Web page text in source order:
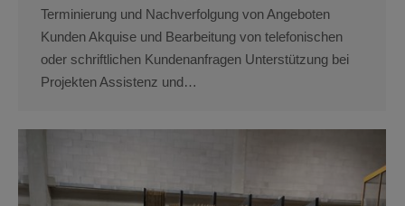
Terminierung und Nachverfolgung von Angeboten
Kunden Akquise und Bearbeitung von telefonischen
oder schriftlichen Kundenanfragen Unterstützung bei
Projekten Assistenz und…